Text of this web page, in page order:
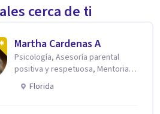
cerca de ti
Martha Cardenas A
Psicología, Asesoría parental
positiva y respetuosa, Mentoria
reconexión contigo
Florida